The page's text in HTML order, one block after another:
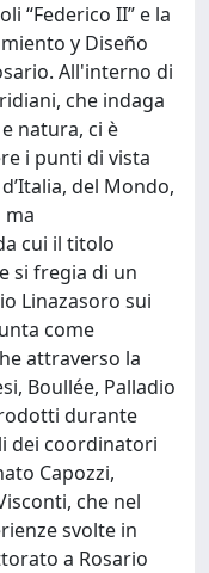
“Federico II” e la
y Diseño
All'interno di
che indaga
natura, ci è
i punti di vista
del Mondo,
ma
cui il titolo
si fregia di un
Linazasoro sui
come
attraverso la
Boullée, Palladio
durante
dei coordinatori
Capozzi,
che nel
svolte in
a Rosario